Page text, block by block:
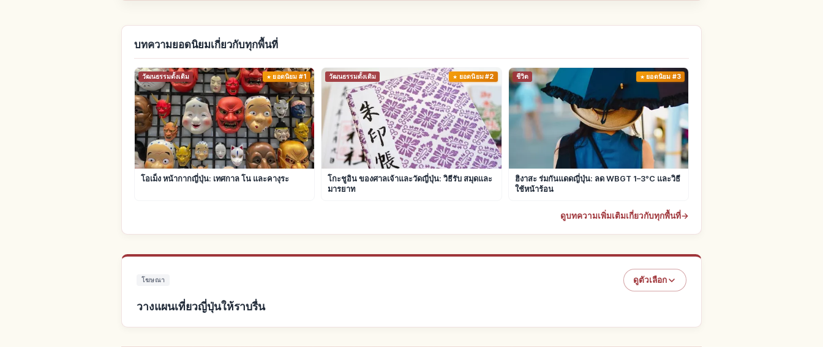
บทความยอดนิยมเกี่ยวกับทุกพื้นที่
วัฒนธรรมดั้งเดิม ยอดนิยม #1
โอเม็ง หน้ากากญี่ปุ่น: เทศกาล โน และคางุระ
วัฒนธรรมดั้งเดิม ยอดนิยม #2
โกะชูอิน ของศาลเจ้าและวัดญี่ปุ่น: วิธีรับ สมุดและ
มารยาท
ชีวิต ยอดนิยม #3
ฮิงาสะ ร่มกันแดดญี่ปุ่น: ลด WBGT 1–3°C และวิธี
ใช้หน้าร้อน
ดูบทความเพิ่มเติมเกี่ยวกับทุกพื้นที่→
โฆษณา ดูตัวเลือก
วางแผนเที่ยวญี่ปุ่นให้ราบรื่น